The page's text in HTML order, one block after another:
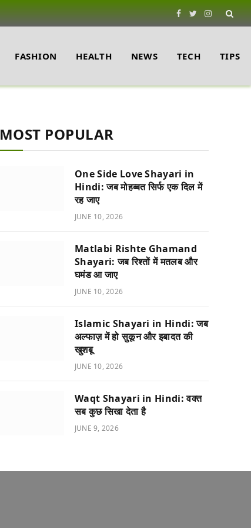
Facebook
TwitterInstagram
FASHION HEALTH NEWS TECH TIPS
MOST POPULAR
One Side Love Shayari in
Hindi: जब मोहब्बत सिर्फ एक दिल में
रह जाए
JUNE 10, 2026
Matlabi Rishte Ghamand
Shayari: जब रिश्तों में मतलब और
घमंड आ जाए
JUNE 10, 2026
Islamic Shayari in Hindi: जब
अल्फाज़ में हो सुकून और इबादत की
खुशबू
JUNE 10, 2026
Waqt Shayari in Hindi: वक्त
सब कुछ सिखा देता है
JUNE 9, 2026